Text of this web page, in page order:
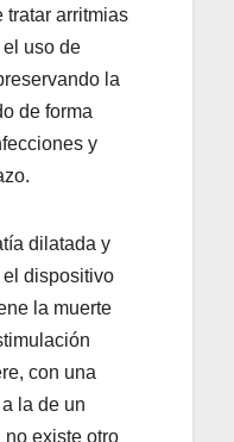
tratar arritmias
uso de
la
de forma
y
dilatada y
dispositivo
la muerte
con una
la de un
no existe otro